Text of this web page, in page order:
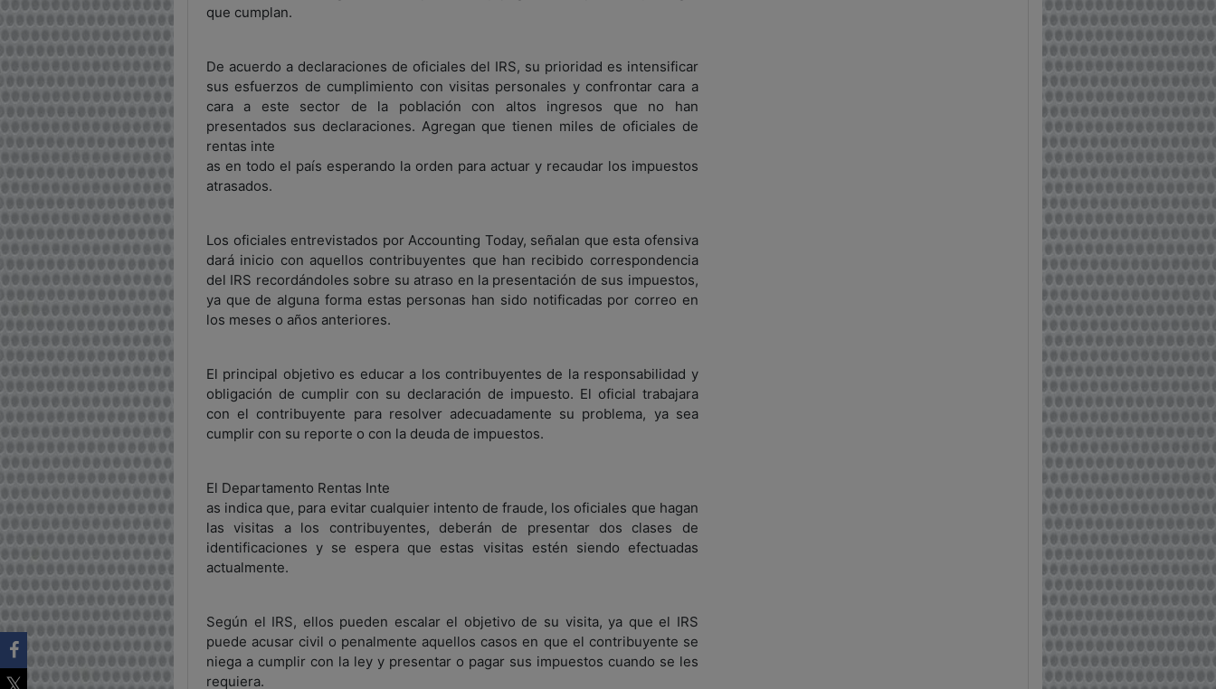
que cumplan.
De acuerdo a declaraciones de oficiales del IRS, su prioridad es intensificar
sus esfuerzos de cumplimiento con visitas personales y confrontar cara a
cara a este sector de la población con altos ingresos que no han
presentados sus declaraciones. Agregan que tienen miles de oficiales de
rentas inte
as en todo el país esperando la orden para actuar y recaudar los impuestos
atrasados.
Los oficiales entrevistados por Accounting Today, señalan que esta ofensiva
dará inicio con aquellos contribuyentes que han recibido correspondencia
del IRS recordándoles sobre su atraso en la presentación de sus impuestos,
ya que de alguna forma estas personas han sido notificadas por correo en
los meses o años anteriores.
El principal objetivo es educar a los contribuyentes de la responsabilidad y
obligación de cumplir con su declaración de impuesto. El oficial trabajara
con el contribuyente para resolver adecuadamente su problema, ya sea
cumplir con su reporte o con la deuda de impuestos.
El Departamento Rentas Inte
as indica que, para evitar cualquier intento de fraude, los oficiales que hagan
las visitas a los contribuyentes, deberán de presentar dos clases de
identificaciones y se espera que estas visitas estén siendo efectuadas
actualmente.
Según el IRS, ellos pueden escalar el objetivo de su visita, ya que el IRS
puede acusar civil o penalmente aquellos casos en que el contribuyente se
niega a cumplir con la ley y presentar o pagar sus impuestos cuando se les
requiera.